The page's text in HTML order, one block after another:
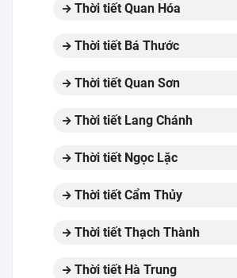
Thời tiết Quan Hóa
Thời tiết Bá Thước
Thời tiết Quan Sơn
Thời tiết Lang Chánh
Thời tiết Ngọc Lặc
Thời tiết Cẩm Thủy
Thời tiết Thạch Thành
Thời tiết Hà Trung